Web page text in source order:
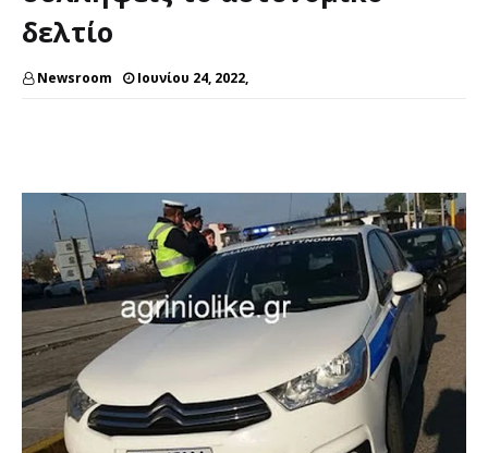
δελτίο
Newsroom Ιουνίου 24, 2022,